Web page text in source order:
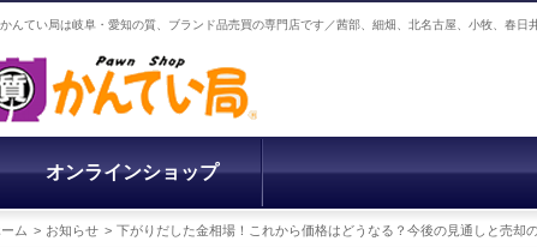
んてい局は岐阜・愛知の質、ブランド品売買の専門店です／茜部、細畑、北名古屋、小牧、春日
オンラインショップ
ム お知らせ 下がりだした金相場！これから価格はどうなる？今後の見通しと売却